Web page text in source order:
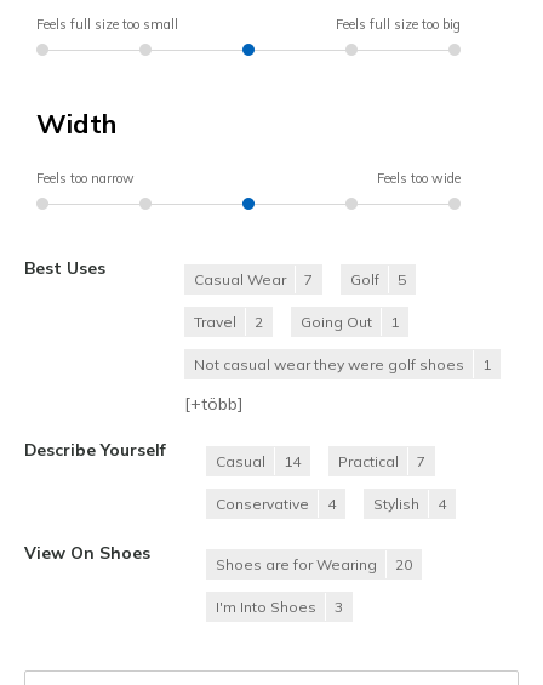
Feels full size too small Feels full size too big
Width
Feels too narrow Feels too wide
Best Uses
Casual Wear 7 Golf 5
Travel 2 Going Out 1
Not casual wear they were golf shoes 1
[+több]
Describe Yourself
Casual 14 Practical 7
Conservative 4 Stylish 4
View On Shoes
Shoes are for Wearing 20
I'm Into Shoes 3